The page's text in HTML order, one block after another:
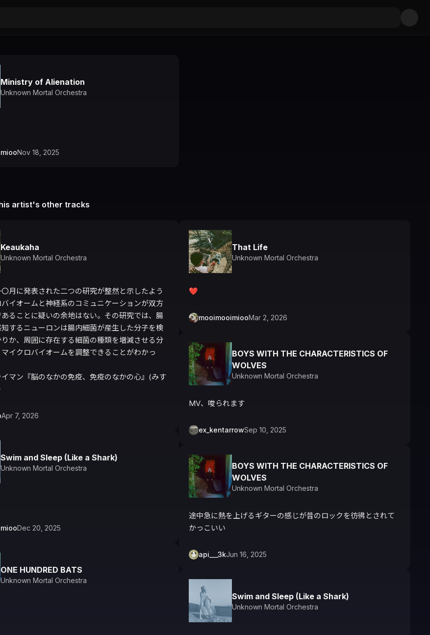
Ministry of Alienation
Unknown Mortal Orchestra
Nov 18, 2025
artist's other tracks
Keaukaha
Unknown Mortal Orchestra
月に発表された二つの研究が整然と示したよう
イオームと神経系のコミュニケーションが双方
ることに疑いの余地はない。その研究では、腸
するニューロンは腸内細菌が産生した分子を検
か、周囲に存在する細菌の種類を増減させる分
イクロバイオームを調整できることがわかっ
マン『脳のなかの免疫、免疫のなかの心』(みす
Apr 7, 2026
Swim and Sleep (Like a Shark)
Unknown Mortal Orchestra
Dec 20, 2025
ONE HUNDRED BATS
Unknown Mortal Orchestra
That Life
Unknown Mortal Orchestra
❤️
mooimooimiooMar 2, 2026
BOYS WITH THE CHARACTERISTICS OF
WOLVES
Unknown Mortal Orchestra
MV、唆られます
ex_kentarrowSep 10, 2025
BOYS WITH THE CHARACTERISTICS OF
WOLVES
Unknown Mortal Orchestra
途中急に熱を上げるギターの感じが昔のロックを彷彿とされて
かっこいい
api___3kJun 16, 2025
Swim and Sleep (Like a Shark)
Unknown Mortal Orchestra